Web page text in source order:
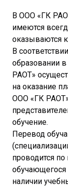
В ООО «ГК
имеются
оказываются
В
образовании
РАОТ»
на оказание
ООО «ГК
обучение.
Перевод
проводится
обучающегося
наличии